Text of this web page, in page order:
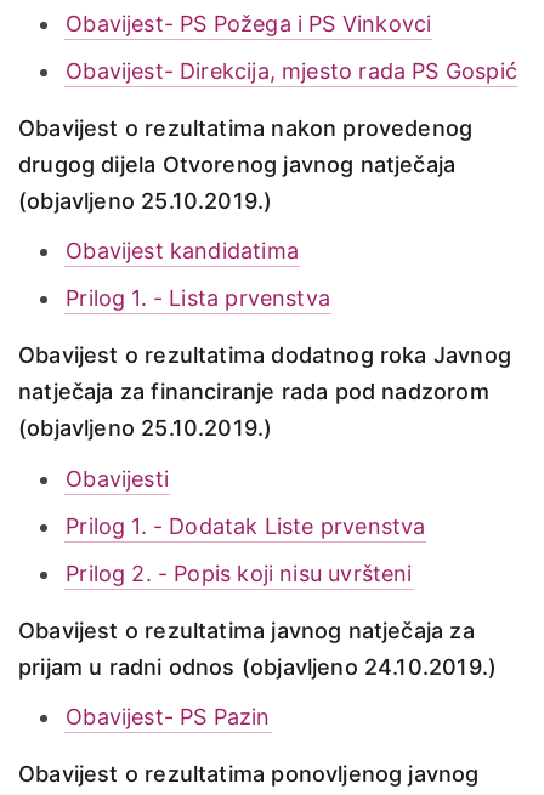
Obavijest- PS Požega i PS Vinkovci
Obavijest- Direkcija, mjesto rada PS Gospić
Obavijest o rezultatima nakon provedenog
drugog dijela Otvorenog javnog natječaja
(objavljeno 25.10.2019.)
Obavijest kandidatima
Prilog 1. - Lista prvenstva
Obavijest o rezultatima dodatnog roka Javnog
natječaja za financiranje rada pod nadzorom
(objavljeno 25.10.2019.)
Obavijesti
Prilog 1. - Dodatak Liste prvenstva
Prilog 2. - Popis koji nisu uvršteni
Obavijest o rezultatima javnog natječaja za
prijam u radni odnos (objavljeno 24.10.2019.)
Obavijest- PS Pazin
Obavijest o rezultatima ponovljenog javnog